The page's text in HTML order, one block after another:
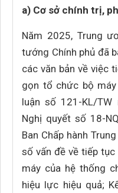
a) Cơ sở chính trị,
Năm 2025, Trung
tướng Chính phủ đã
các văn bản về việc
gọn tổ chức bộ
luận số 121-KL/
Nghị quyết số 18-
Ban Chấp hành
số vấn đề về tiếp
máy của hệ thống
hiệu lực hiệu quả;